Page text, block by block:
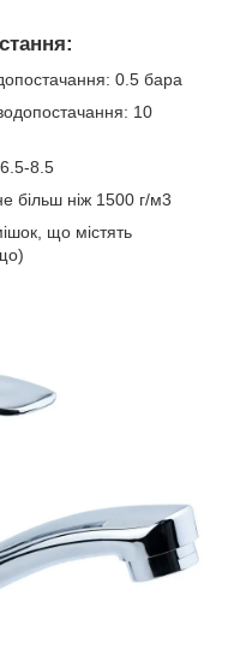
0.5 бара
10
8.5
більш ніж 1500 г/м3
що містять